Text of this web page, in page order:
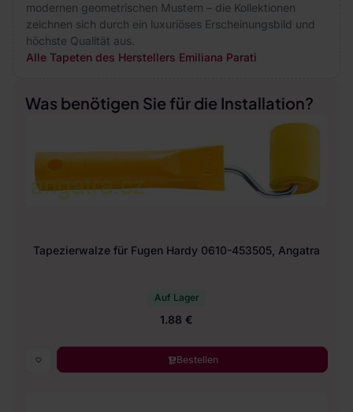
modernen geometrischen Mustern – die Kollektionen
zeichnen sich durch ein luxuriöses Erscheinungsbild und
höchste Qualität aus.
Alle Tapeten des Herstellers Emiliana Parati
Was benötigen Sie für die Installation?
Tapezierwalze für Fugen Hardy 0610-453505, Angatra
Auf Lager
1.88 €
Bestellen